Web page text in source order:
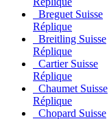
Breguet Suisse
Réplique
Breitling Suisse
Réplique
Cartier Suisse
Réplique
Chaumet Suisse
Réplique
Chopard Suisse